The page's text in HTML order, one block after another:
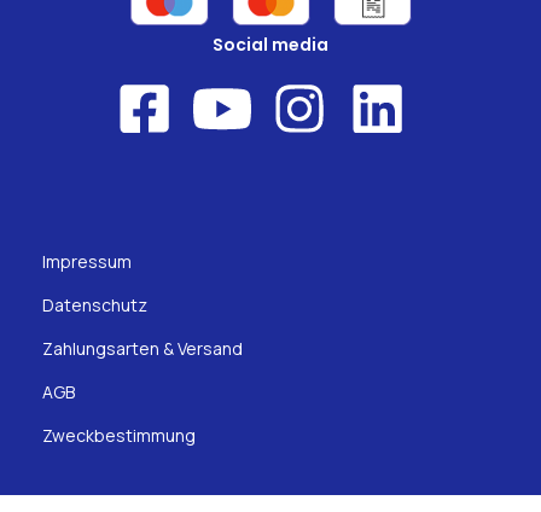
Social media
Impressum
Datenschutz
Zahlungsarten & Versand
AGB
Zweckbestimmung